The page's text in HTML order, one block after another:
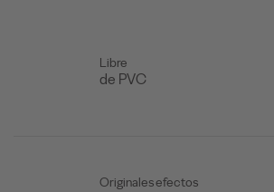
Libre
de PVC
Originales efectos